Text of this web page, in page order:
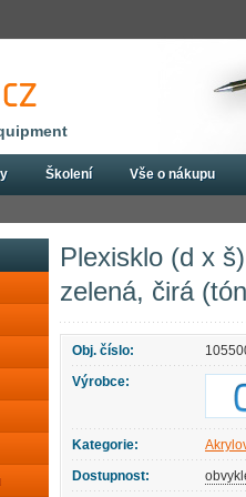
Plexisklo
Plexisklo (d x
zelená, čirá
Obj. číslo:
Výrobce:
Kategorie:
Dostupnost:
Školení Vše o nákupu